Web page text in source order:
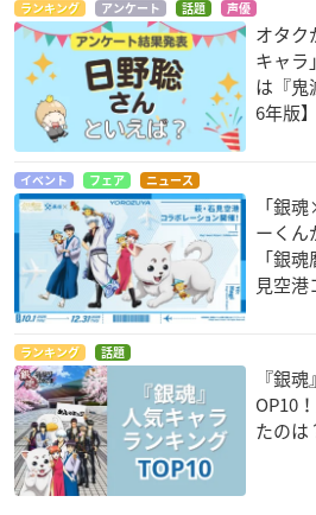
ぷ”をお持ちのお客さま
2：本川越駅着の特急券をお持ちのお
【参加方法】
1：本川越駅の窓口で駅係員に“映画
念西武線1日フリーきっぷ“をご提示
川越駅着の特急券をお渡しください
Smooz」をご利用のお客さまは、ネ
い。
2：“映画「銀魂THEFINAL」公開記
枚+特急乗車1人につき「銀さんから
えます。
〈配付時間〉9時30分〜17時00分
3：「銀さんからの伝言カード」裏
ートフォンで読込み、パスワードを
クセスすると「銀さんオリジナルボ
クインスポットがどこにあるかのヒン
4：スマートフォンでアプリ「
ランキング アンケート 話題 声優
オタク
キャラ
は『鬼
6年版】
イベント フェア ニュース
「銀
ーくん
「銀
見空港
ランキング 話題
『銀
OP10
たのは